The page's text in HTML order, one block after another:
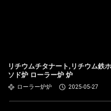
リチウムチタナート,リチウム鉄
ソド炉 ローラー炉 炉
ローラー炉炉 2025-05-27